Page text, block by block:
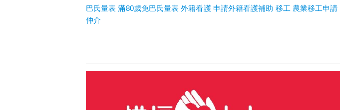
巴氏量表 滿80歲免巴氏量表 外籍看護 申請外籍看護補助 移工 農業移工申請
仲介